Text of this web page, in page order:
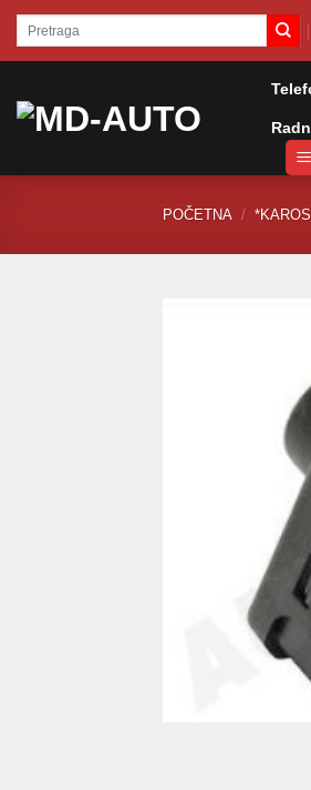
SkipPretraži:
POČETNA /